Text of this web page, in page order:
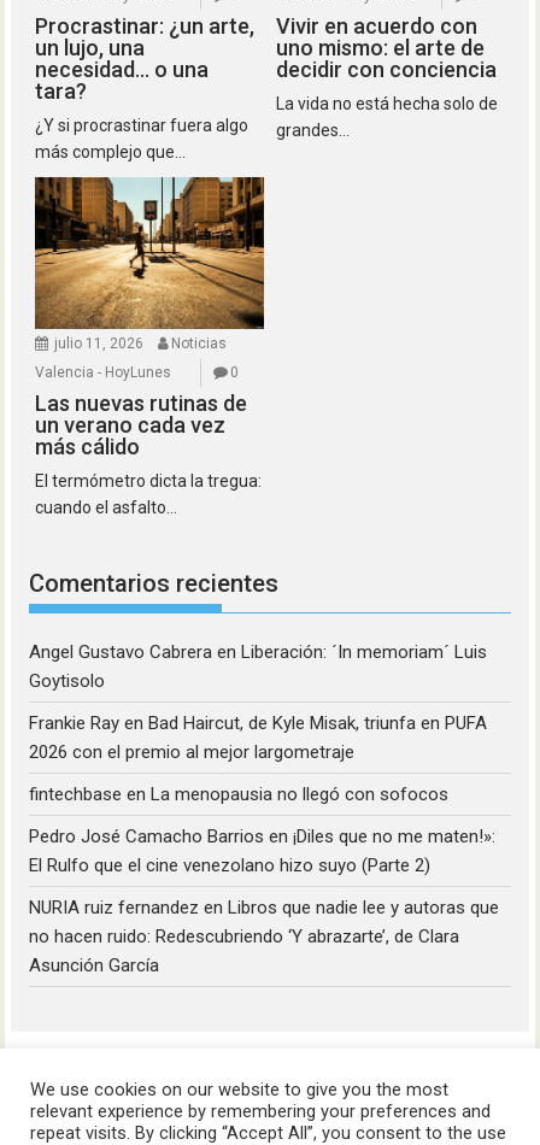
Procrastinar: ¿un arte,
un lujo, una
necesidad… o una
tara?
¿Y si procrastinar fuera algo
más complejo que...
Vivir en acuerdo con
uno mismo: el arte de
decidir con conciencia
La vida no está hecha solo de
grandes...
julio 11, 2026
Noticias
Valencia - HoyLunes
0
Las nuevas rutinas de
un verano cada vez
más cálido
El termómetro dicta la tregua:
cuando el asfalto...
Comentarios recientes
Angel Gustavo Cabrera enLiberación: ´In memoriam´ Luis
Goytisolo
Frankie Ray enBad Haircut, de Kyle Misak, triunfa en PUFA
2026 con el premio al mejor largometraje
fintechbase enLa menopausia no llegó con sofocos
Pedro José Camacho Barrios en¡Diles que no me maten!»:
El Rulfo que el cine venezolano hizo suyo (Parte 2)
NURIA ruiz fernandez enLibros que nadie lee y autoras que
no hacen ruido: Redescubriendo ‘Y abrazarte’, de Clara
Asunción García
We use cookies on our website to give you the most
relevant experience by remembering your preferences and
repeat visits. By clicking “Accept All”, you consent to the use